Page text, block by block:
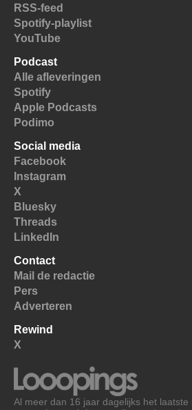
RSS-feed
Spotify-playlist
YouTube
Podcast
Alle afleveringen
Spotify
Apple Podcasts
Podimo
Social media
Facebook
Instagram
X
Bluesky
Threads
LinkedIn
Contact
Mail de redactie
Pers
Adverteren
Rewind
X
Al meer dan 16 jaar dagelijks het